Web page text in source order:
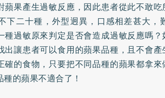
蘋果產生過敏反應，因此患者從此不敢吃
下二十種，外型迥異，口感相差甚大，
種過敏原來判定是否會造成過敏反應嗎
出讓患者可以食用的蘋果品種，且不會
確的食物，只要把不同品種的蘋果都拿
的蘋果不適合了！